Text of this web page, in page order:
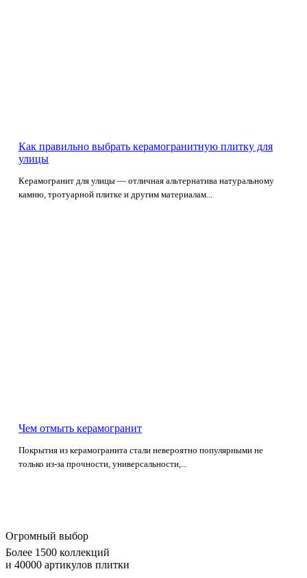
Как правильно выбрать керамогранитную плитку для
улицы
Керамогранит для улицы — отличная альтернатива натуральному
камню, тротуарной плитке и другим материалам...
Чем отмыть керамогранит
Покрытия из керамогранита стали невероятно популярными не
только из-за прочности, универсальности,...
Огромный выбор
Более 1500 коллекций
и 40000 артикулов плитки